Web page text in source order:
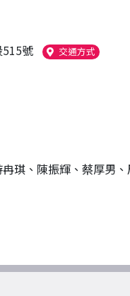
號 交通方式（另開新
琪、陳振輝、蔡厚男、